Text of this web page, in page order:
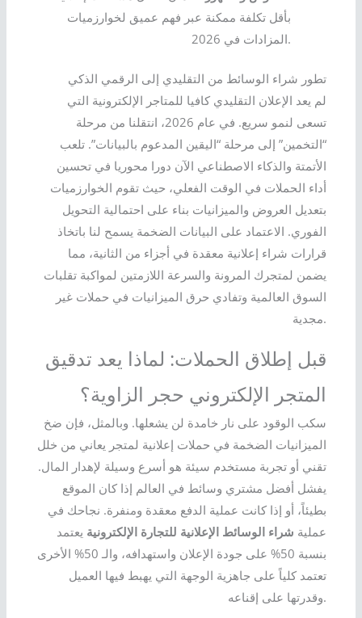
بأقل تكلفة ممكنة عبر فهم عميق لخوارزميات
المزادات في 2026.
تطور شراء الوسائط من التقليدي إلى الرقمي الذكي
لم يعد الإعلان التقليدي كافيا للمتاجر الإلكترونية التي
تسعى لنمو سريع. في عام 2026، انتقلنا من مرحلة
“التخمين” إلى مرحلة “اليقين المدعوم بالبيانات”. تلعب
الأتمتة والذكاء الاصطناعي الآن دورا محوريا في تحسين
أداء الحملات في الوقت الفعلي، حيث تقوم الخوارزميات
بتعديل العروض والميزانيات بناء على احتمالية التحويل
الفوري. الاعتماد على البيانات الضخمة يسمح لنا باتخاذ
قرارات شراء إعلانية معقدة في أجزاء من الثانية، مما
يضمن لمتجرك المرونة والسرعة اللازمتين لمواكبة تقلبات
السوق العالمية وتفادي حرق الميزانيات في حملات غير
مجدية.
قبل إطلاق الحملات: لماذا يعد تدقيق
المتجر الإلكتروني حجر الزاوية؟
سكب الوقود على نار خامدة لن يشعلها. وبالمثل، فإن ضخ
الميزانيات الضخمة في حملات إعلانية لمتجر يعاني من خلل
تقني أو تجربة مستخدم سيئة هو أسرع وسيلة لإهدار المال.
يفشل أفضل مشتري وسائط في العالم إذا كان الموقع
بطيئاً، أو إذا كانت عملية الدفع معقدة ومنفرة. نجاحك في
عملية شراء الوسائط الإعلانية للتجارة الإلكترونية يعتمد
بنسبة 50% على جودة الإعلان واستهدافه، والـ 50% الأخرى
تعتمد كلياً على جاهزية الوجهة التي يهبط فيها العميل
وقدرتها على إقناعه.